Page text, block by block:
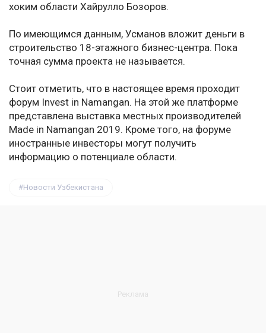
хоким области Хайрулло Бозоров.
По имеющимся данным, Усманов вложит деньги в
строительство 18-этажного бизнес-центра. Пока
точная сумма проекта не называется.
Стоит отметить, что в настоящее время проходит
форум Invest in Namangan. На этой же платформе
представлена выставка местных производителей
Made in Namangan 2019. Кроме того, на форуме
иностранные инвесторы могут получить
информацию о потенциале области.
Новости Узбекистана